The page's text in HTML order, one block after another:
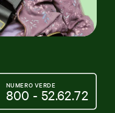
800 - 52.62.72
NUMERO VERDE